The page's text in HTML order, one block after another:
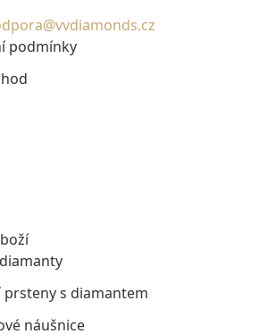
podmínky
prsteny s diamantem
náušnice